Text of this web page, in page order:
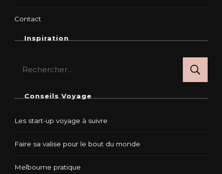
Contact
Inspiration
Conseils Voyage
Les start-up voyage à suivre
Faire sa valise pour le bout du monde
Melbourne pratique